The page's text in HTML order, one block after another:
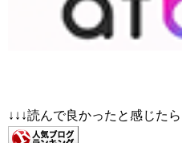
↓↓↓読んで良かったと感じた